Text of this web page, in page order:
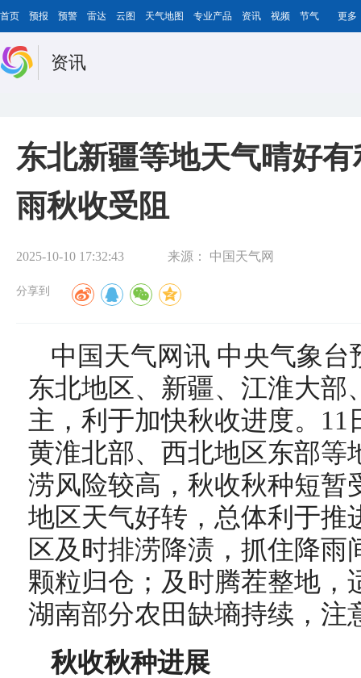
首页 预报 预警 雷达 云图 天气地图 专业产品 资讯 视频 节气 更多
资讯
东北新疆等地天气晴好
雨秋收受阻
2025-10-10 17:32:43 来源： 中国天气网
分享到
中国天气网讯 中央气象台
东北地区、新疆、江淮大部
主，利于加快秋收进度。11
黄淮北部、西北地区东部等
涝风险较高，秋收秋种短暂
地区天气好转，总体利于推
区及时排涝降渍，抓住降
颗粒归仓；及时腾茬整地，
湖南部分农田缺墒持续，注
秋收秋种进展